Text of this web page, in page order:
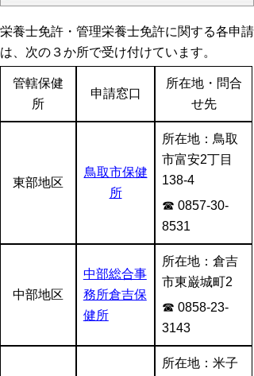
栄養士免許・管理栄養士免許に関する各申請
は、次の３か所で受け付けています。
管轄保健
所
申請窓口
所在地・問合
せ先
東部地区
鳥取市保健
所
所在地：鳥取
市富安2丁目
138-4
☎ 0857-30-
8531
中部地区
中部総合事
務所倉吉保
健所
所在地：倉吉
市東巌城町2
☎ 0858-23-
3143
所在地：米子